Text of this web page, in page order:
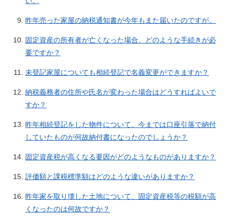
昨年売った家屋の納税通知書が今年もまた届いたのですが。
固定資産の所有者が亡くなった場合、どのような手続きが必
要ですか？
未登記家屋についても相続登記で名義変更ができますか？
納税義務者の住所や氏名が変わった場合はどうすればよいで
すか？
昨年相続登記をした物件について、今までは口座引落で納付
していたものが何故納付書になったのでしょうか？
固定資産税が高くなる要因がどのようなものがありますか？
評価額と課税標準額はどのような違いがありますか？
昨年家を取り壊した土地について、固定資産税等の税額が高
くなったのは何故ですか？